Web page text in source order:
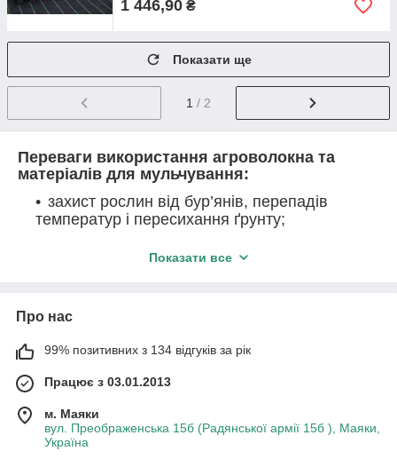
1 446,90 ₴
Показати ще
1 / 2
Переваги використання агроволокна та
матеріалів для мульчування:
захист рослин від бур’янів, перепадів
температур і пересихання ґрунту;
структури ґрунту;
зменшення потреби в ручній прополці;
продукції;
тривалий термін експлуатації матеріалів.
Що обрати для ваших задач:
Агроволокно— для укриття та захисту
рослин у різні сезони;
Показати все
Про нас
99% позитивних з 134 відгуків за рік
Працює з 03.01.2013
м. Маяки
вул. Преображенська 15б (Радянської армії 15б ), Маяки,
Україна